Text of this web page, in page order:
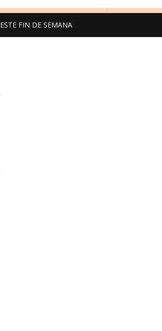
ESTE FIN DE SEMANA